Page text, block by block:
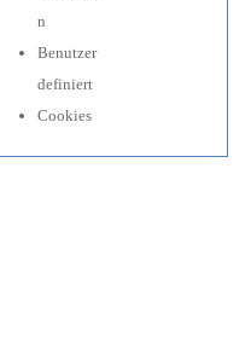
n
Benutzer
definiert
Cookies